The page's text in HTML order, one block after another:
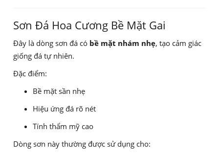
Sơn Đá Hoa Cương Bề Mặt Gai
Đây là dòng sơn đá có bề mặt nhám nhẹ, tạo cảm giác
giống đá tự nhiên.
Đặc điểm:
Bề mặt sần nhẹ
Hiệu ứng đá rõ nét
Tính thẩm mỹ cao
Dòng sơn này thường được sử dụng cho: